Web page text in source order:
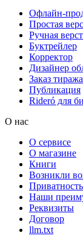
Офлайн-
Простая
Ручная
Буктрейлер
Корректор
Дизайнер
Заказ тиража
Публикация
Rideró для
О нас
О сервисе
О магазине
Книги
Возникли
Приватность
Наши
Реквизиты
Договор
llm.txt